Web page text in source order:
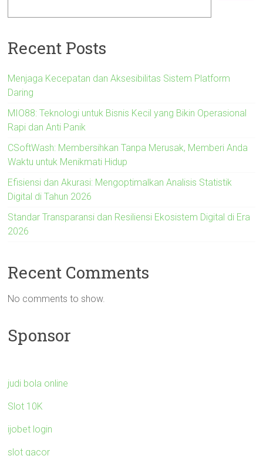
Recent Posts
Menjaga Kecepatan dan Aksesibilitas Sistem Platform
Daring
MIO88: Teknologi untuk Bisnis Kecil yang Bikin Operasional
Rapi dan Anti Panik
CSoftWash: Membersihkan Tanpa Merusak, Memberi Anda
Waktu untuk Menikmati Hidup
Efisiensi dan Akurasi: Mengoptimalkan Analisis Statistik
Digital di Tahun 2026
Standar Transparansi dan Resiliensi Ekosistem Digital di Era
2026
Recent Comments
No comments to show.
Sponsor
judi bola online
Slot 10K
ijobet login
slot gacor